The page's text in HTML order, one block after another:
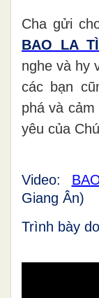
Cha gửi
BAO LA
nghe và hy
các bạn
phá và
yêu của
Video:
Giang Ân)
Trình bày